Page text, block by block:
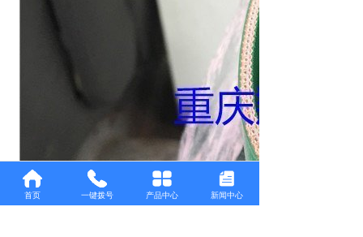
首页 一键拨号 产品中心 新闻中心